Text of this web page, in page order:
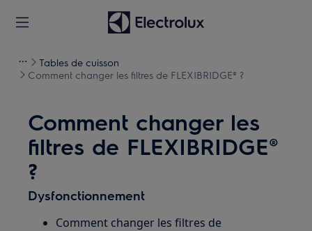
Tables de cuisson
Comment changer les filtres de FLEXIBRIDGE® ?
Comment changer les
filtres de FLEXIBRIDGE®
?
Dysfonctionnement
Comment changer les filtres de